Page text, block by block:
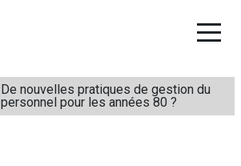
De nouvelles pratiques de gestion du
personnel pour les années 80 ?